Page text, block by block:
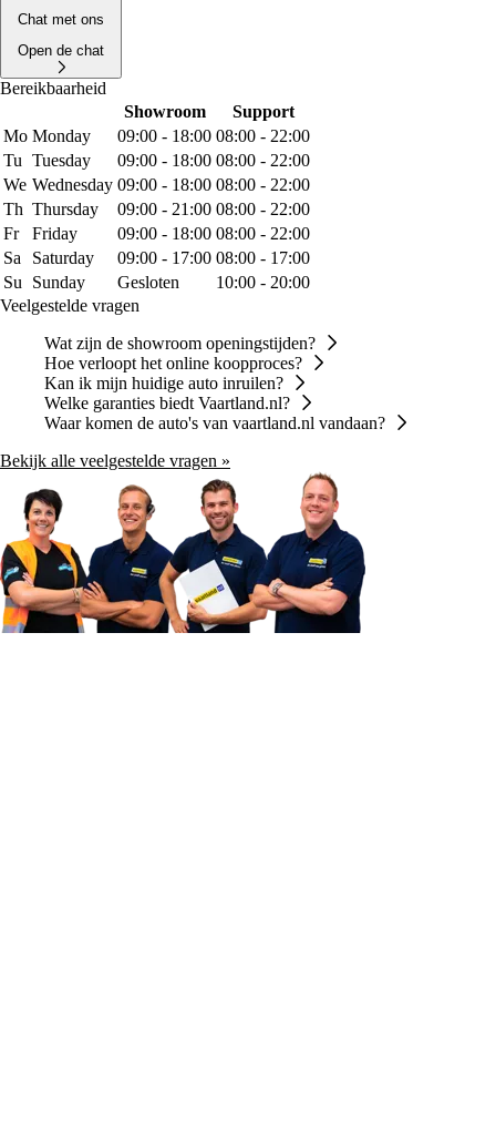
Chat met ons
Open de chat
Bereikbaarheid
Showroom
Support
Mo Monday 09:00 - 18:00 08:00 - 22:00
Tu Tuesday 09:00 - 18:00 08:00 - 22:00
We Wednesday 09:00 - 18:00 08:00 - 22:00
Th Thursday 09:00 - 21:00 08:00 - 22:00
Fr
Friday 09:00 - 18:00 08:00 - 22:00
Sa
Saturday 09:00 - 17:00 08:00 - 17:00
Su
Sunday Gesloten
10:00 - 20:00
Veelgestelde vragen
Wat zijn de showroom openingstijden?
Hoe verloopt het online koopproces?
Kan ik mijn huidige auto inruilen?
Welke garanties biedt Vaartland.nl?
Waar komen de auto's van vaartland.nl vandaan?
Bekijk alle veelgestelde vragen »